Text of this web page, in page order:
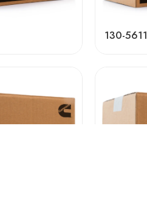
130-5611